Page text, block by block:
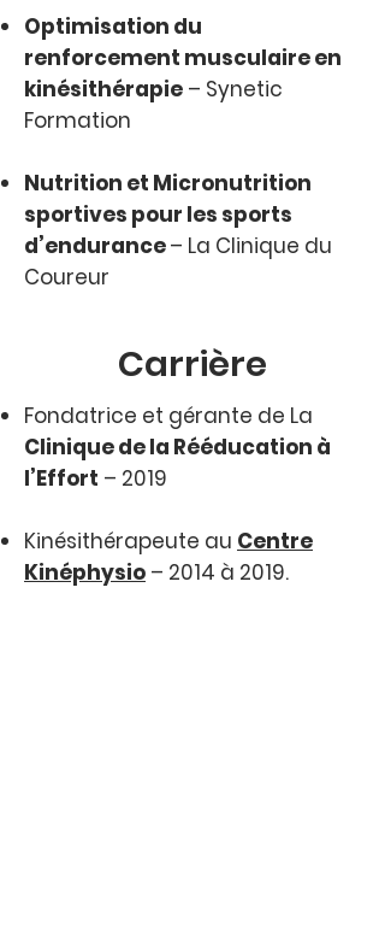
Optimisation du
renforcement musculaire en
kinésithérapie – Synetic
Formation
Nutrition et Micronutrition
sportives pour les sports
d’endurance– La Clinique du
Coureur
Carrière
Fondatrice et gérante de La
Clinique de la Rééducation à
l’Effort – 2019
Kinésithérapeute au Centre
Kinéphysio – 2014 à 2019.